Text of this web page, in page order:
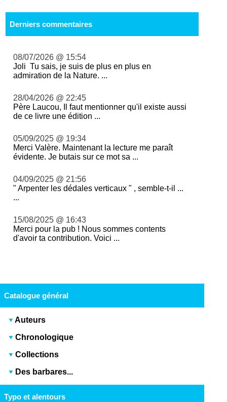
Derniers commentaires
08/07/2026 @ 15:54
Joli Tu sais, je suis de plus en plus en
admiration de la Nature. ...
28/04/2026 @ 22:45
Père Laucou, Il faut mentionner qu'il existe aussi
de ce livre une édition ...
05/09/2025 @ 19:34
Merci Valère. Maintenant la lecture me paraît
évidente. Je butais sur ce mot sa ...
04/09/2025 @ 21:56
" Arpenter les dédales verticaux " , semble-t-il ...
...
15/08/2025 @ 16:43
Merci pour la pub ! Nous sommes contents
d'avoir ta contribution. Voici ...
Catalogue général
Auteurs
Chronologique
Collections
Des barbares...
Typo et alentours